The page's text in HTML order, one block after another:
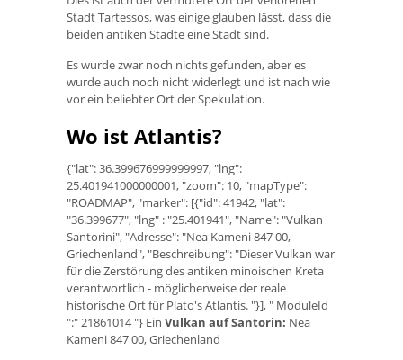
Stadt Tartessos, was einige glauben lässt, dass die
beiden antiken Städte eine Stadt sind.
Es wurde zwar noch nichts gefunden, aber es
wurde auch noch nicht widerlegt und ist nach wie
vor ein beliebter Ort der Spekulation.
Wo ist Atlantis?
{"lat": 36.399676999999997, "lng":
25.401941000000001, "zoom": 10, "mapType":
"ROADMAP", "marker": [{"id": 41942, "lat":
"36.399677", "lng" : "25.401941", "Name": "Vulkan
Santorini", "Adresse": "Nea Kameni 847 00,
Griechenland", "Beschreibung": "Dieser Vulkan war
für die Zerstörung des antiken minoischen Kreta
verantwortlich - möglicherweise der reale
historische Ort für Plato's Atlantis. "}], " ModuleId
":" 21861014 "} Ein Vulkan auf Santorin: Nea
Kameni 847 00, Griechenland